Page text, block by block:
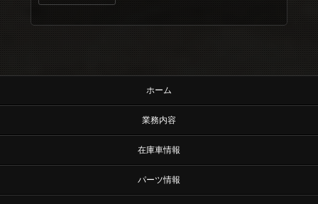
ホーム
業務内容
在庫車情報
パーツ情報